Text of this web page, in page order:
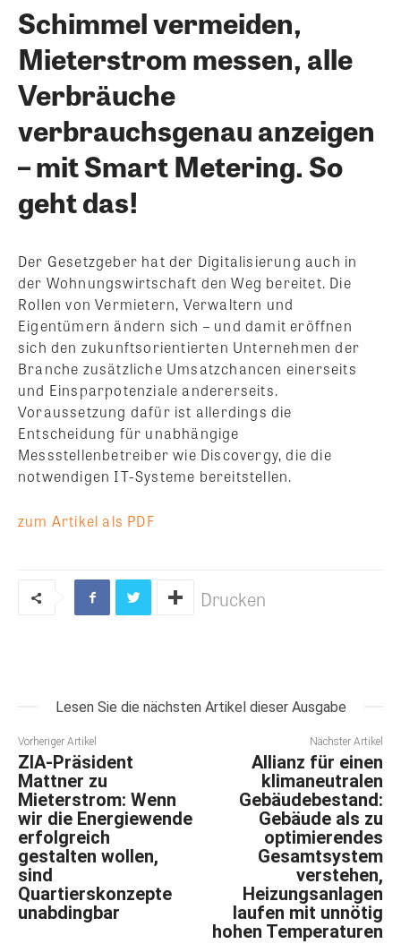
Schimmel vermeiden,
Mieterstrom messen, alle
Verbräuche
verbrauchsgenau anzeigen
– mit Smart Metering. So
geht das!
Der Gesetzgeber hat der Digitalisierung auch in
der Wohnungswirtschaft den Weg bereitet. Die
Rollen von Vermietern, Verwaltern und
Eigentümern ändern sich – und damit eröffnen
sich den zukunftsorientierten Unternehmen der
Branche zusätzliche Umsatzchancen einerseits
und Einsparpotenziale andererseits.
Voraussetzung dafür ist allerdings die
Entscheidung für unabhängige
Messstellenbetreiber wie Discovergy, die die
notwendigen IT-Systeme bereitstellen.
zum Artikel als PDF
Drucken
Lesen Sie die nächsten Artikel dieser Ausgabe
Vorheriger Artikel
ZIA-Präsident
Mattner zu
Mieterstrom: Wenn
wir die Energiewende
erfolgreich
gestalten wollen,
sind
Quartierskonzepte
unabdingbar
Nächster Artikel
Allianz für einen
klimaneutralen
Gebäudebestand:
Gebäude als zu
optimierendes
Gesamtsystem
verstehen,
Heizungsanlagen
laufen mit unnötig
hohen Temperaturen